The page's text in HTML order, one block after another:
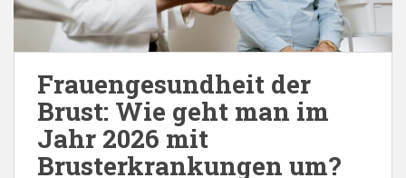
Frauengesundheit der
Brust: Wie geht man im
Jahr 2026 mit
Brusterkrankungen um?